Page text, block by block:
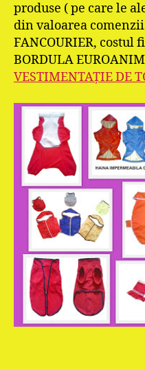
produse ( pe care le
din valoarea
FANCOURIER, costul
BORDULA
VESTIMENTAŢIE DE